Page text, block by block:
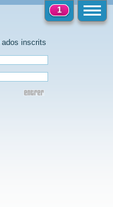
ados inscrits
1